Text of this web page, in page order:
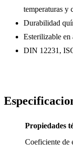
temperaturas y
Durabilidad
Esterilizable en
DIN 12231,
Propiedades
Coeficiente de